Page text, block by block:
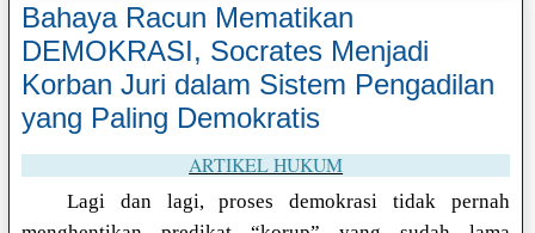
Bahaya Racun Mematikan
DEMOKRASI, Socrates Menjadi
Korban Juri dalam Sistem Pengadilan
yang Paling Demokratis
ARTIKEL HUKUM
Lagi dan lagi, proses demokrasi tidak pernah